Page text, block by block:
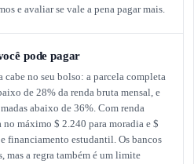
e avaliar se vale a pena pagar mais.
pode pagar
cabe no seu bolso: a parcela completa
de 28% da renda bruta mensal, e
abaixo de 36%. Com renda
máximo $ 2.240 para moradia e $
financiamento estudantil. Os bancos
mas a regra também é um limite